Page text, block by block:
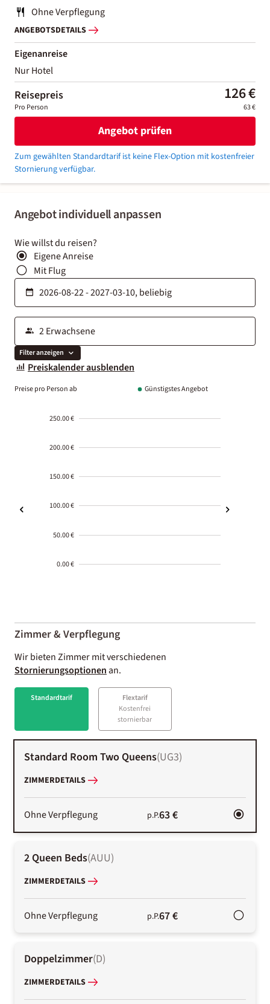
Angebot individuell anpassen
Wie willst du reisen?
Eigene Anreise
Mit Flug
Filter anzeigen
Preiskalender ausblenden
Preise pro Person ab Günstigstes Angebot
250.00 €
200.00 €
150.00 €
100.00 €
50.00 €
0.00 €
01-02
Zimmer & Verpflegung
Wir bieten Zimmer mit verschiedenen
Stornierungsoptionenan.
Standardtarif
Flextarif
Kostenfrei
stornierbar
Standard Room Two Queens(UG3)
ZIMMERDETAILS
Ohne Verpflegung p.P.63 €
2 Queen Beds(AUU)
ZIMMERDETAILS
Ohne Verpflegung p.P.67 €
Doppelzimmer(D)
ZIMMERDETAILS
Ohne Verpflegung
ANGEBOTSDETAILS
Eigenanreise
Nur Hotel
Reisepreis 126 €
Pro Person 63 €
Angebot prüfen
Zum gewählten Standardtarif ist keine Flex-Option mit kostenfreier
Stornierung verfügbar.